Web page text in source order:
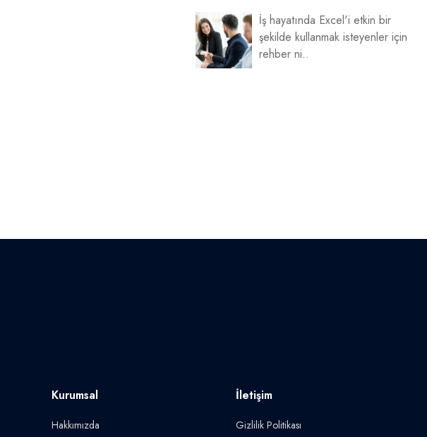
İş hayatında Excel'i etkin bir
şekilde kullanmak isteyenler için
rehber ni..
Kurumsal
Hakkımızda
İletişim
Gizlilik Politikası